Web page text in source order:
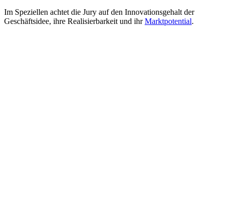
Im Speziellen achtet die Jury auf den Innovationsgehalt der
Geschäftsidee, ihre Realisierbarkeit und ihrMarktpotential.